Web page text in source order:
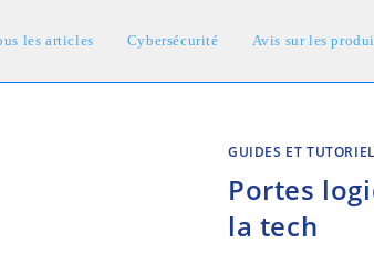
les articles Cybersécurité Avis sur les
GUIDES ET
Portes
la tech